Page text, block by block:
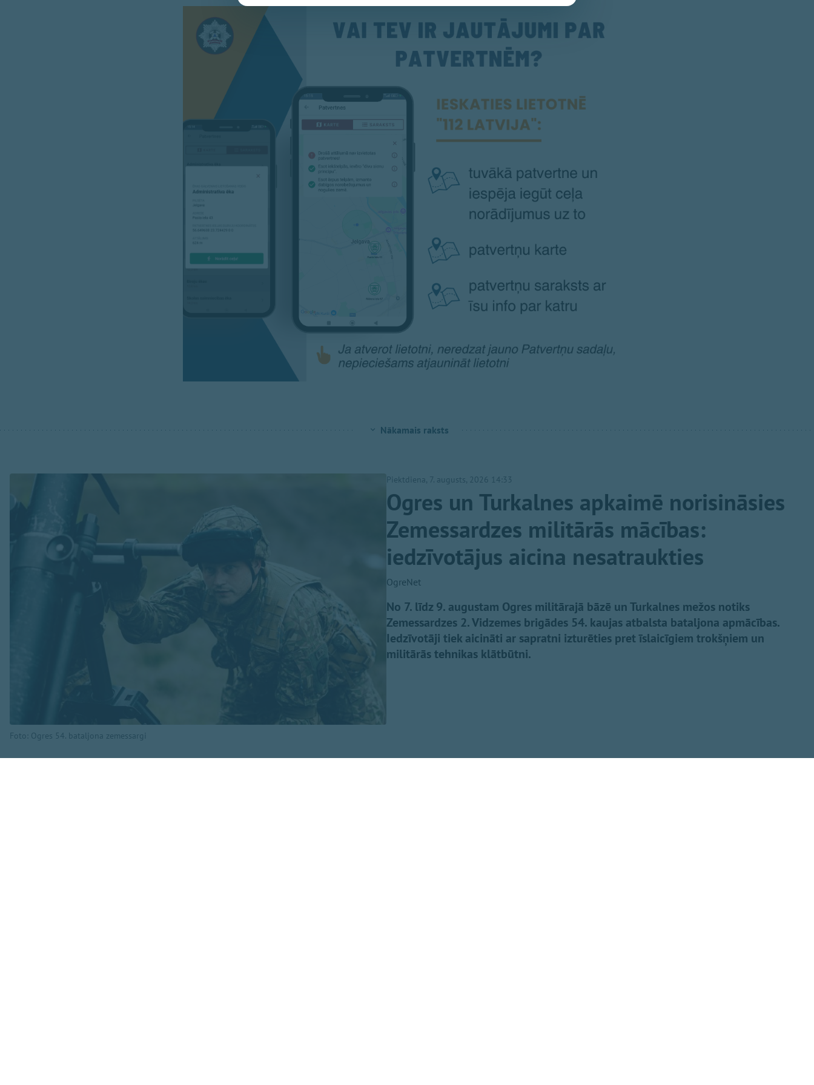
Nākamais raksts
Foto: Ogres 54. bataljona zemessargi
Piektdiena, 7. augusts, 2026 14:33
Ogres un Turkalnes apkaimē norisināsies
Zemessardzes militārās mācības:
iedzīvotājus aicina nesatraukties
OgreNet
No 7. līdz 9. augustam Ogres militārajā bāzē un Turkalnes mežos notiks
Zemessardzes 2. Vidzemes brigādes 54. kaujas atbalsta bataljona apmācības.
Iedzīvotāji tiek aicināti ar sapratni izturēties pret īslaicīgiem trokšņiem un
militārās tehnikas klātbūtni.